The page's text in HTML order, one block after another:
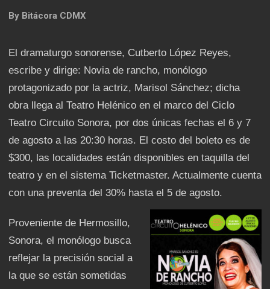
By Bitácora CDMX
El dramaturgo sonorense, Cutberto López Reyes,
escribe y dirige: Novia de rancho, monólogo
protagonizado por la actriz, Marisol Sánchez; dicha
obra llega al Teatro Helénico en el marco del Ciclo
Teatro Circuito Sonora, por dos únicas fechas el 6 y 7
de agosto a las 20:30 horas. El costo del boleto es de
$300, las localidades están disponibles en taquilla del
teatro y en el sistema Ticketmaster. Actualmente cuenta
con una preventa del 30% hasta el 5 de agosto.
Proveniente de Hermosillo,
Sonora, el monólogo busca
reflejar la precisión social a
la que se están sometidas